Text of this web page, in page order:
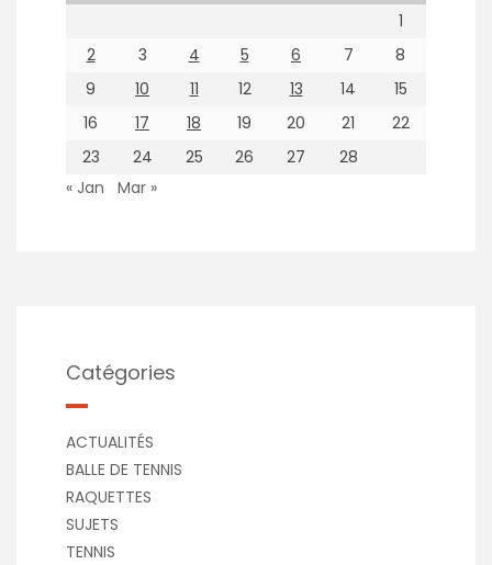
1
2
3 4 5 6 7
8
9
10 11 12 13 14
15
16
17 18 19 20 21
22
23
24 25 26 27
28
« Jan
Mar »
Catégories
ACTUALITÉS
BALLE DE TENNIS
RAQUETTES
SUJETS
TENNIS